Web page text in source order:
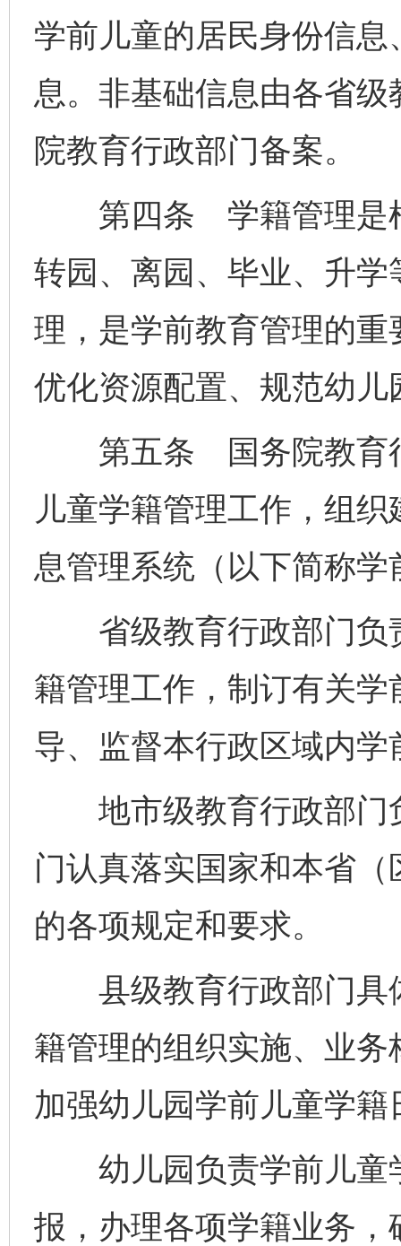
学前儿童的居民身份信
息。非基础信息由各省
院教育行政部门备案。
第四条 学籍管理是根
转园、离园、毕业、升
理，是学前教育管理的
优化资源配置、规范幼
第五条 国务院教育行
儿童学籍管理工作，组
息管理系统（以下简称
省级教育行政部门负
籍管理工作，制订有关
导、监督本行政区域内
地市级教育行政部门
门认真落实国家和本省
的各项规定和要求。
县级教育行政部门具
籍管理的组织实施、业
加强幼儿园学前儿童学籍
幼儿园负责学前儿童
报，办理各项学籍业务